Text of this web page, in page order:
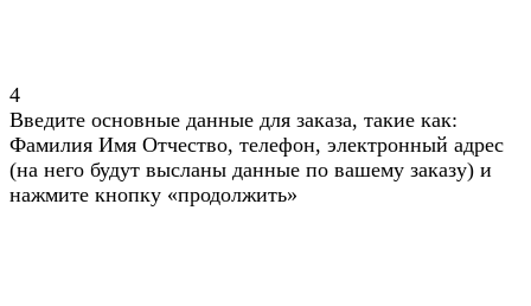
4
Введите основные данные для заказа, такие как:
Фамилия Имя Отчество, телефон, электронный адрес
(на него будут высланы данные по вашему заказу) и
нажмите кнопку «продолжить»